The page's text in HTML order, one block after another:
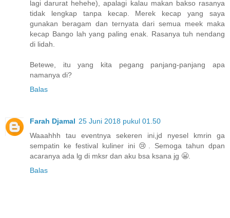
lagi darurat hehehe), apalagi kalau makan bakso rasanya
tidak lengkap tanpa kecap. Merek kecap yang saya
gunakan beragam dan ternyata dari semua meek maka
kecap Bango lah yang paling enak. Rasanya tuh nendang
di lidah.
Betewe, itu yang kita pegang panjang-panjang apa
namanya di?
Balas
Farah Djamal 25 Juni 2018 pukul 01.50
Waaahhh tau eventnya sekeren ini,jd nyesel kmrin ga
sempatin ke festival kuliner ini 😢. Semoga tahun dpan
acaranya ada lg di mksr dan aku bsa ksana jg 😬.
Balas